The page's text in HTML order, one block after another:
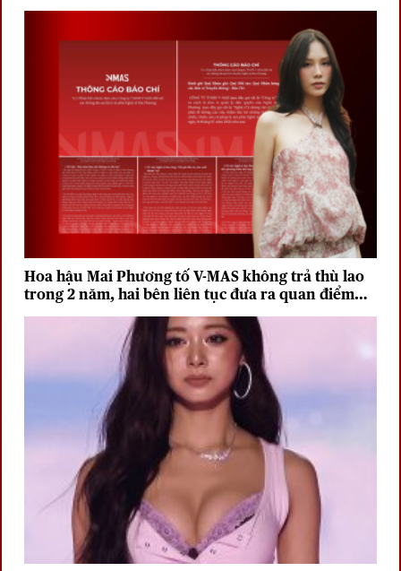
Hoa hậu Mai Phương tố V-MAS không trả thù lao
trong 2 năm, hai bên liên tục đưa ra quan điểm
trái chiều